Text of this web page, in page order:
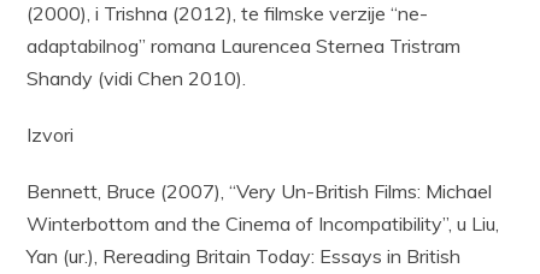
(2000), i Trishna (2012), te filmske verzije “ne-
adaptabilnog” romana Laurencea Sternea Tristram
Shandy (vidi Chen 2010).
Izvori
Bennett, Bruce (2007), “Very Un-British Films: Michael
Winterbottom and the Cinema of Incompatibility”, u Liu,
Yan (ur.), Rereading Britain Today: Essays in British